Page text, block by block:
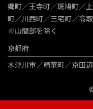
郷町／王寺町／斑鳩町／
町／川西町／三宅町／高
※山間部を除く
京都府
木津川市／精華町／京田